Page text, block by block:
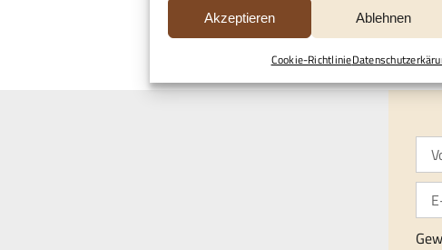
Akzeptieren Ablehnen
Cookie-Richtlinie
Anfahrt &